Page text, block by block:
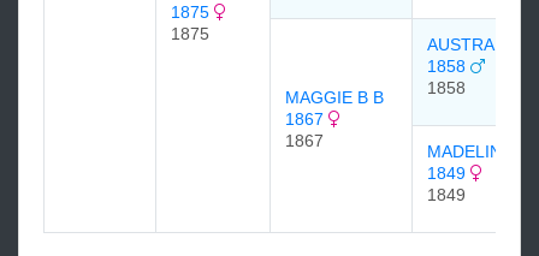
1875
1875
MAGGIE B B
1867
1867
AUSTRALIAN
1858
1858
MADELINE
1849
1849